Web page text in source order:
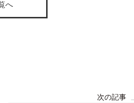
へ
次の記事